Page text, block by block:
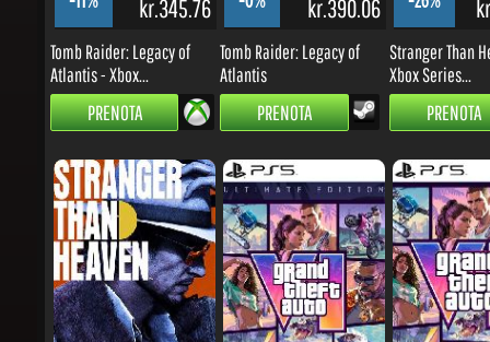
Tomb Raider: Legacy of
PRENOTA
Tomb Raider: Legacy of
PRENOTA
Stranger Than
PRENOTA